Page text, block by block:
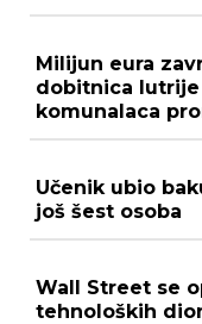
Milijun eura
dobitnica
komunalaca
Učenik ubio
još šest osoba
Wall Street se
tehnoloških